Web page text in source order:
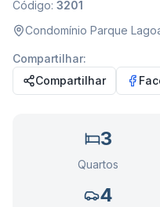
Código: 3201
Condomínio Parque
Compartilhar:
Compartilhar
3
Quartos
4